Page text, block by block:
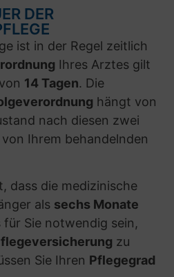
DER
ist in der Regel zeitlich
Ihres Arztes gilt
14 Tagen. Die
hängt von
nach diesen zwei
Ihrem behandelnden
dass die medizinische
als sechs Monate
Sie notwendig sein,
zu
Sie Ihren Pflegegrad